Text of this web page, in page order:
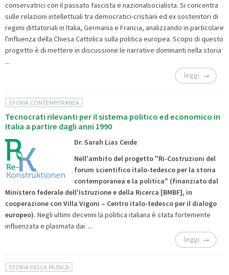
conservatrici con il passato fascista e nazionalsocialista. Si concentra
sulle relazioni intellettuali tra democratici-cristiani ed ex sostenitori di
regimi dittatoriali in Italia, Germania e Francia, analizzando in particolare
l'influenza della Chiesa Cattolica sulla politica europea. Scopo di questo
progetto è di mettere in discussione le narrative dominanti nella storia
...
leggi
STORIA CONTEMPORANEA
Tecnocrati rilevanti per il sistema politico ed economico in
Italia a partire dagli anni 1990
Dr. Sarah Lias Ceide
Nell'ambito del progetto "Ri-Costruzioni del
forum scientifico italo-tedesco per la storia
contemporanea e la politica" (finanziato dal
Ministero federale dell'Istruzione e della Ricerca [BMBF], in
cooperazione con Villa Vigoni – Centro italo-tedesco per il dialogo
europeo). Negli ultimi decenni la politica italiana è stata fortemente
influenzata e plasmata dai ...
leggi
STORIA DELLA MUSICA